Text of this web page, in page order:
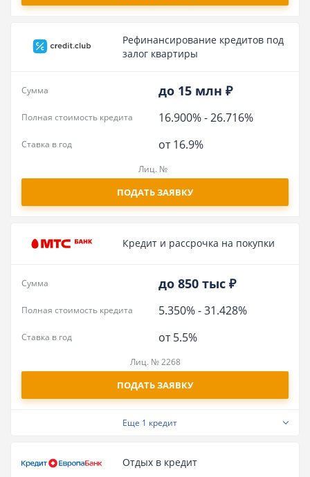
Рефинансирование кредитов под
залог квартиры
до 15 млн ₽
Сумма
16.900%-26.716%
Полная стоимость кредита
от 16.9%
Ставка в год
Лиц. №
ПОДАТЬ ЗАЯВКУ
Кредит и рассрочка на покупки
до 850 тыс ₽
Сумма
5.350%-31.428%
Полная стоимость кредита
от 5.5%
Ставка в год
Лиц. № 2268
ПОДАТЬ ЗАЯВКУ
Еще 1 кредит
Отдых в кредит